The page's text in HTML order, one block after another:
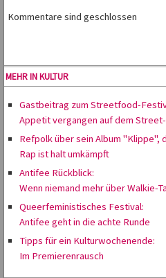
Kommentare sind geschlossen
MEHR IN KULTUR
Gastbeitrag zum Streetfood-
Appetit vergangen auf dem
Refpolk über sein Album "Klippe",
Rap ist halt umkämpft
Antifee Rückblick:
Wenn niemand mehr über Walkie-
Queerfeministisches Festival:
Antifee geht in die achte Runde
Tipps für ein Kulturwochenende:
Im Premierenrausch